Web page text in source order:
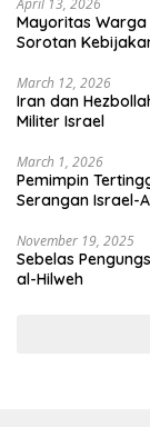
April 13, 2026
Mayoritas Warga
Sorotan
March 12, 2026
Iran dan
Militer Israel
March 1, 2026
Pemimpin
Serangan Israel-
November 19, 2025
Sebelas
al-Hilweh